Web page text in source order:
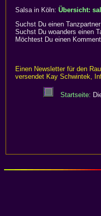
Salsa in Köln: Übersicht:
Suchst Du einen
Suchst Du woanders einen
Möchtest Du einen
Einen Newsletter für den
versendet Kay Schwintek,
Startseite: